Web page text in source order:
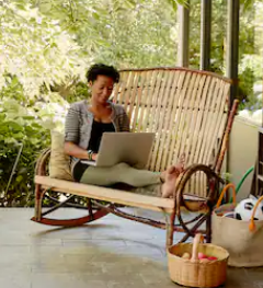
vers le bas pour les parcourir ou